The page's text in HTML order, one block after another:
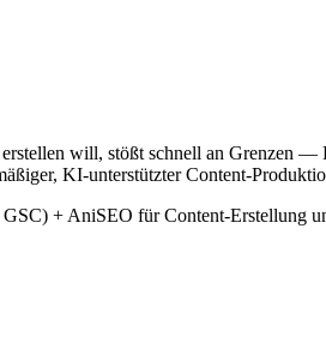
will, stößt schnell an Grenzen
KI-unterstützter Content-
+ AniSEO für Content-Erstellung